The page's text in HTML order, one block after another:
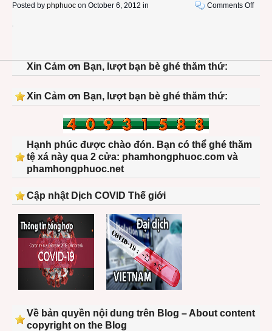
Posted by phphuoc on October 6, 2012 in Comments Offon
123-
Xin Cảm ơn Bạn, lượt bạn bè ghé thăm thứ:
Xin Cảm ơn Bạn, lượt bạn bè ghé thăm thứ:
Hạnh phúc được chào đón. Bạn có thể ghé thăm
tệ xá này qua 2 cửa: phamhongphuoc.com và
phamhongphuoc.net
Cập nhật Dịch COVID Thế giới
Về bản quyền nội dung trên Blog – About content
copyright on the Blog